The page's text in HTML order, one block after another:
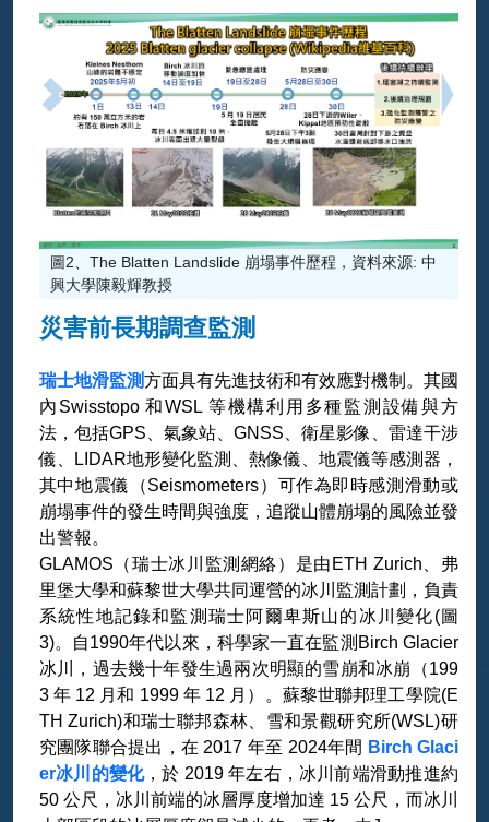
圖2、The Blatten Landslide 崩塌事件歷程，資料來源: 中
興大學陳毅輝教授
災害前長期調查監測
瑞士地滑監測方面具有先進技術和有效應對機制。其國
內Swisstopo 和WSL 等機構利用多種監測設備與方
法，包括GPS、氣象站、GNSS、衛星影像、雷達干涉
儀、LIDAR地形變化監測、熱像儀、地震儀等感測器，
其中地震儀（Seismometers）可作為即時感測滑動或
崩塌事件的發生時間與強度，追蹤山體崩塌的風險並發
出警報。
GLAMOS（瑞士冰川監測網絡）是由ETH Zurich、弗
里堡大學和蘇黎世大學共同運營的冰川監測計劃，負責
系統性地記錄和監測瑞士阿爾卑斯山的冰川變化(圖
3)。自1990年代以來，科學家一直在監測Birch Glacier
冰川，過去幾十年發生過兩次明顯的雪崩和冰崩（199
3 年 12 月和 1999 年 12 月）。蘇黎世聯邦理工學院(E
TH Zurich)和瑞士聯邦森林、雪和景觀研究所(WSL)研
究團隊聯合提出，在 2017 年至 2024年間 Birch Glaci
er冰川的變化，於 2019 年左右，冰川前端滑動推進約
50 公尺，冰川前端的冰層厚度增加達 15 公尺，而冰川